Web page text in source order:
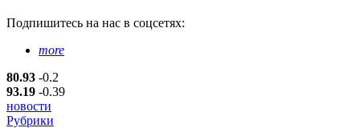
Подпишитесь на нас в соцсетях:
more
80.93 -0.2
93.19 -0.39
новости
Рубрики